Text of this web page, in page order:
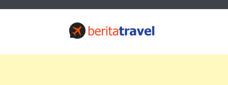
Travelbiz